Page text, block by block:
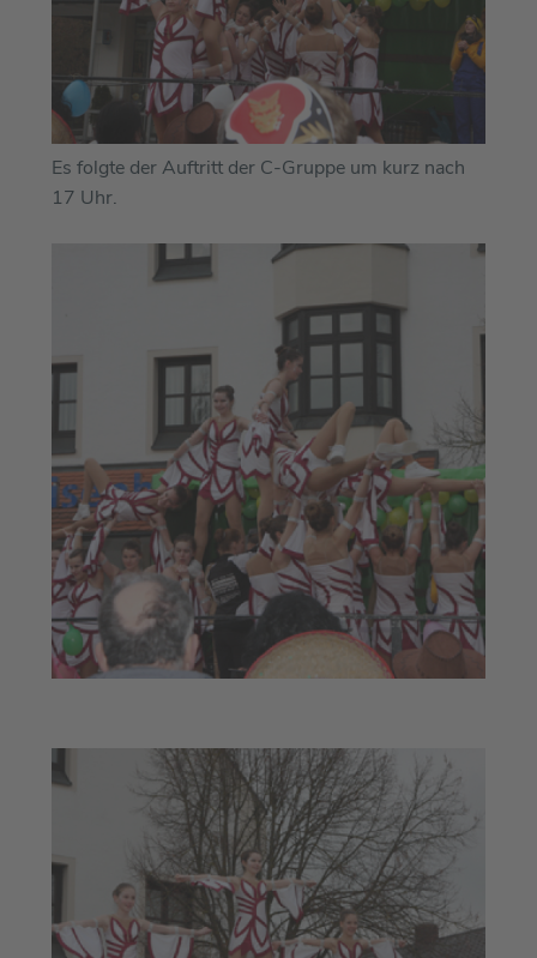
Es folgte der Auftritt der C-Gruppe um kurz nach
17 Uhr.